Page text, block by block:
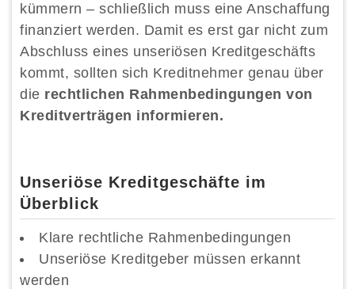
kümmern – schließlich muss eine Anschaffung
finanziert werden. Damit es erst gar nicht zum
Abschluss eines unseriösen Kreditgeschäfts
kommt, sollten sich Kreditnehmer genau über
die rechtlichen Rahmenbedingungen von
Kreditverträgen informieren.
Unseriöse Kreditgeschäfte im
Überblick
Klare rechtliche Rahmenbedingungen
Unseriöse Kreditgeber müssen erkannt
werden